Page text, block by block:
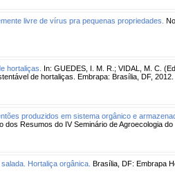
livre de vírus pra pequenas propriedades.
hortaliças.
In: GUEDES, I. M. R.; VIDAL, M. C.
de hortaliças. Embrapa: Brasília, DF, 2012.
produzidos em sistema orgânico e
dos Resumos do IV Seminário de Agroecologia do
Hortaliça orgânica. Brasília, DF: Embrapa